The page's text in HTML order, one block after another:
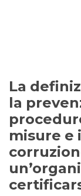
Corsi
Contattaci
Questionario
Blog e Info
La
la
misure e